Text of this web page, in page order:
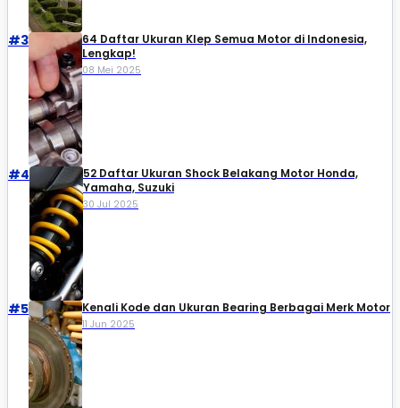
#3
64 Daftar Ukuran Klep Semua Motor di Indonesia,
Lengkap!
08 Mei 2025
#4
52 Daftar Ukuran Shock Belakang Motor Honda,
Yamaha, Suzuki​
30 Jul 2025
#5 Kenali Kode dan Ukuran Bearing Berbagai Merk Motor
11 Jun 2025